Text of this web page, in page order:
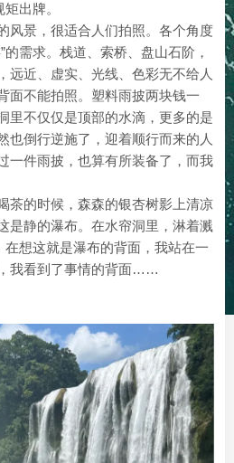
出牌。
风景，很适合人们拍照。各个角度
的需求。栈道、索桥、盘山石阶，
远近、虚实、光线、色彩无不给人
面不能拍照。塑料雨披两块钱一
里不仅仅是顶部的水滴，更多的是
也倒行逆施了，迎着顺行而来的人
一件雨披，也算有所装备了，而我
茶的时候，森森的银杏树影上清凉
是静的瀑布。在水帘洞里，淋着溅
在想这就是瀑布的背面，我站在一
我看到了事情的背面……